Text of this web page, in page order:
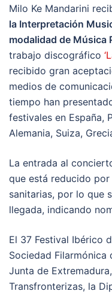
Milo Ke Mandarini
la Interpretación
modalidad de Música
trabajo discográfico
recibido gran
medios de
tiempo han
festivales en España,
Alemania, Suiza,
La entrada al
que está reducido
sanitarias, por lo que
llegada, indicando
El 37 Festival Ibérico
Sociedad
Junta de
Transfronterizas, la